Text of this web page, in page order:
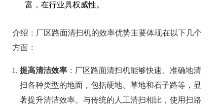
富，在行业具权威性。
介绍： 厂区路面清扫机的效率优势主要体现在以下几个
方面：
提高清洁效率 ：厂区路面清扫机能够快速、准确地清
扫各种类型的地面，包括硬地、草地和石子路等，显
著提升清洁效率。与传统的人工清扫相比，使用扫路